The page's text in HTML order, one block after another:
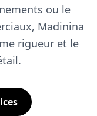
ou le
Madinina
rigueur et le